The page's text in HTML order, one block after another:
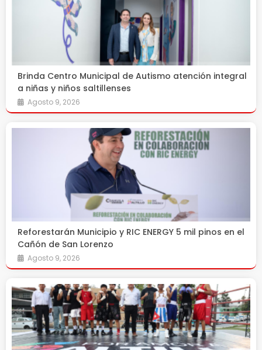
Brinda Centro Municipal de Autismo atención integral
a niñas y niños saltillenses
Agosto 9, 2026
Reforestarán Municipio y RIC ENERGY 5 mil pinos en el
Cañón de San Lorenzo
Agosto 9, 2026